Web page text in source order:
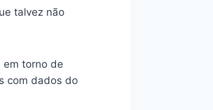
talvez não
em torno de
com dados do